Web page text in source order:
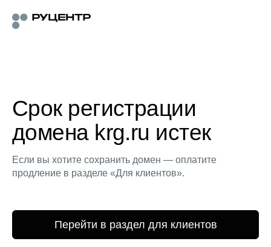
Срок регистрации
домена krg.ru истек
Если вы хотите сохранить домен — оплатите
продление в разделе «Для клиентов».
Перейти в раздел для клиентов